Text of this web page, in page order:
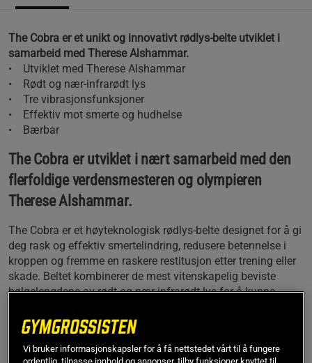
The Cobra er et unikt og innovativt rødlys-belte utviklet i
samarbeid med Therese Alshammar.
• Utviklet med Therese Alshammar
• Rødt og nær-infrarødt lys
• Tre vibrasjonsfunksjoner
• Effektiv mot smerte og hudhelse
• Bærbar
The Cobra er utviklet i nært samarbeid med den
flerfoldige verdensmesteren og olympieren
Therese Alshammar.
The Cobra er et høyteknologisk rødlys-belte designet for å gi
deg rask og effektiv smertelindring, redusere betennelse i
kroppen og fremme en raskere restitusjon etter trening eller
skade. Beltet kombinerer de mest vitenskapelig beviste
bølgelengdene av rødt og nær-infrarødt lys for å kunne
velvære.
Er The Cobra mer effektiv mot smertelindring enn
Vi bruker informasjonskapsler for å få nettstedet vårt til å fungere